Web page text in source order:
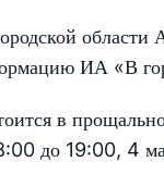
области
ИА «В
в
до 19:00, 4